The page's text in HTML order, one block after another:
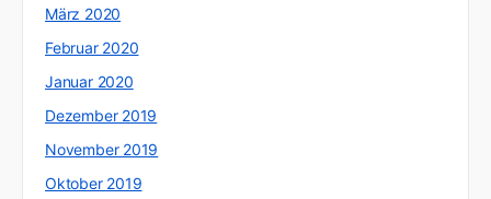
März 2020
Februar 2020
Januar 2020
Dezember 2019
November 2019
Oktober 2019